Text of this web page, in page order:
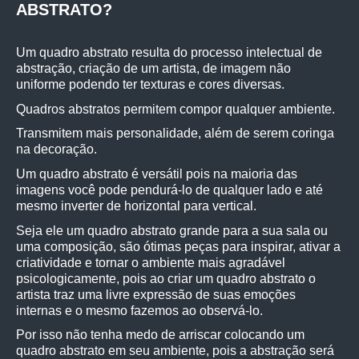
ABSTRATO?
Um quadro abstrato resulta do processo intelectual de
abstração, criação de um artista, de imagem não
uniforme podendo ter texturas e cores diversas.
Quadros abstratos permitem compor qualquer ambiente.
Transmitem mais personalidade, além de serem coringa
na decoração.
Um quadro abstrato é versátil pois na maioria das
imagens você pode pendurá-lo de qualquer lado e até
mesmo inverter de horizontal para vertical.
Seja ele um quadro abstrato grande para a sua sala ou
uma composição, são ótimas peças para inspirar, ativar a
criatividade e tornar o ambiente mais agradável
psicologicamente, pois ao criar um quadro abstrato o
artista traz uma livre expressão de suas emoções
internas e o mesmo fazemos ao observá-lo.
Por isso não tenha medo de arriscar colocando um
quadro abstrato em seu ambiente, pois a abstração será